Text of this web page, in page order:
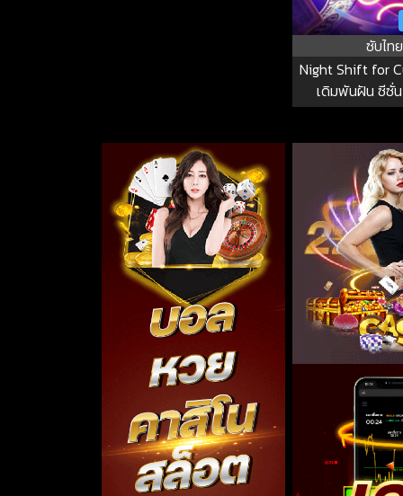
ซับไทย
Night Shift for
เดิมพันฝัน ซีซั่น